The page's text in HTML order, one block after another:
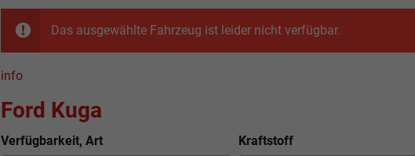
Das ausgewählte Fahrzeug ist leider nicht verfügbar.
info
Ford Kuga
Verfügbarkeit, Art Kraftstoff